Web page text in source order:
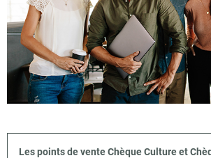
Les points de vente Chèque Culture et